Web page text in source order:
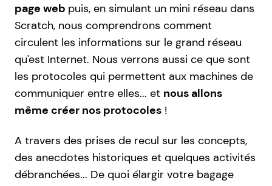
page web puis, en simulant un mini réseau dans
Scratch, nous comprendrons comment
circulent les informations sur le grand réseau
qu'est Internet. Nous verrons aussi ce que sont
les protocoles qui permettent aux machines de
communiquer entre elles... et nous allons
même créer nos protocoles !
A travers des prises de recul sur les concepts,
des anecdotes historiques et quelques activités
débranchées... De quoi élargir votre bagage